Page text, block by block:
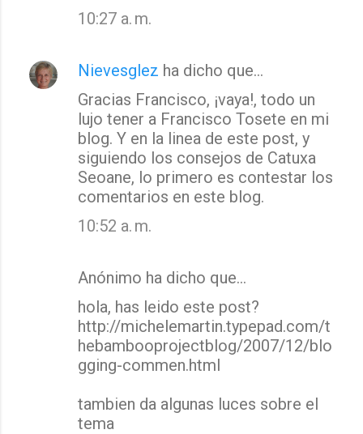
10:27 a. m.
Nievesglez ha dicho que…
Gracias Francisco, ¡vaya!, todo un
lujo tener a Francisco Tosete en mi
blog. Y en la linea de este post, y
siguiendo los consejos de Catuxa
Seoane, lo primero es contestar los
comentarios en este blog.
10:52 a. m.
Anónimo ha dicho que…
hola, has leido este post?
http://michelemartin.typepad.com/t
hebambooprojectblog/2007/12/blo
gging-commen.html
tambien da algunas luces sobre el
tema